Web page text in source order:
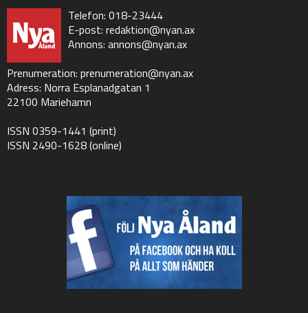
Telefon: 018-23444
E-post: redaktion@nyan.ax
Annons: annons@nyan.ax
Prenumeration: prenumeration@nyan.ax
Adress: Norra Esplanadgatan 1
22100 Mariehamn
ISSN 0359-1441 (print)
ISSN 2490-1628 (online)